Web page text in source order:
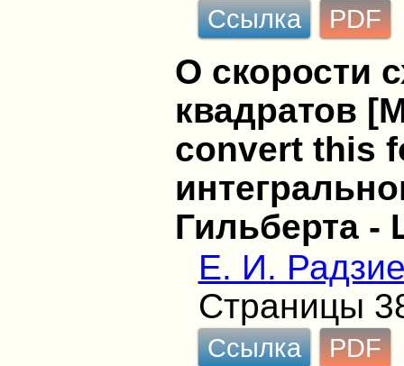
Ссылка PDF
О скорости
квадратов
convert this
Гильберта -
Е. И.
Страницы
Ссылка PDF